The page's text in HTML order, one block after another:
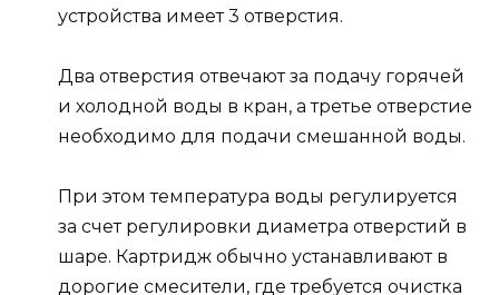
устройства имеет 3 отверстия.
Два отверстия отвечают за подачу горячей
и холодной воды в кран, а третье отверстие
необходимо для подачи смешанной воды.
При этом температура воды регулируется
за счет регулировки диаметра отверстий в
шаре. Картридж обычно устанавливают в
дорогие смесители, где требуется очистка